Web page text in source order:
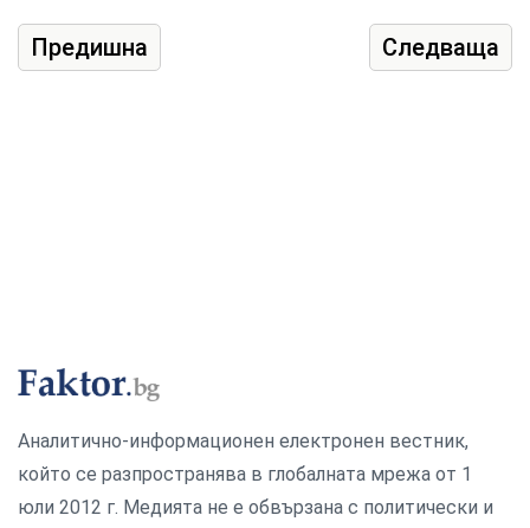
Предишна Следваща
Аналитично-информационен електронен вестник,
който се разпространява в глобалната мрежа от 1
юли 2012 г. Медията не е обвързана с политически и